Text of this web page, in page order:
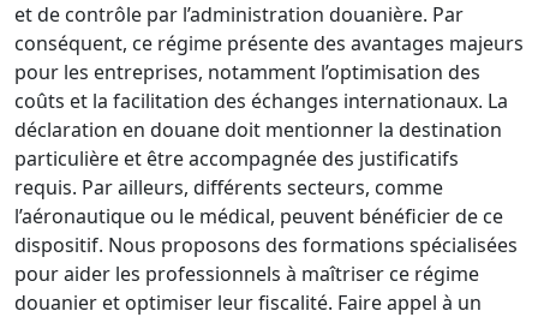
et de contrôle par l’administration douanière. Par
conséquent, ce régime présente des avantages majeurs
pour les entreprises, notamment l’optimisation des
coûts et la facilitation des échanges internationaux. La
déclaration en douane doit mentionner la destination
particulière et être accompagnée des justificatifs
requis. Par ailleurs, différents secteurs, comme
l’aéronautique ou le médical, peuvent bénéficier de ce
dispositif. Nous proposons des formations spécialisées
pour aider les professionnels à maîtriser ce régime
douanier et optimiser leur fiscalité. Faire appel à un